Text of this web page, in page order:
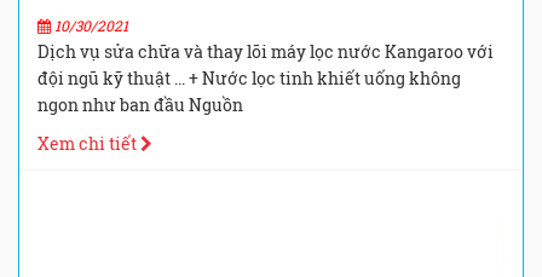
10/30/2021
Dịch vụ sửa chữa và thay lõi máy lọc nước Kangaroo với
đội ngũ kỹ thuật ... + Nước lọc tinh khiết uống không
ngon như ban đầu Nguồn
Xem chi tiết